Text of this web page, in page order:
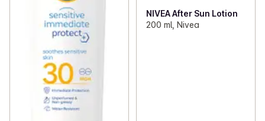
NIVEA After Sun Lotion
200 ml, Nivea